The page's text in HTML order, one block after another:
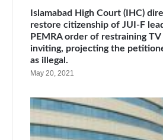
Islamabad High Court (IHC)
restore citizenship of JUI-F
PEMRA order of restraining
inviting, projecting the
as illegal.
May 20, 2021